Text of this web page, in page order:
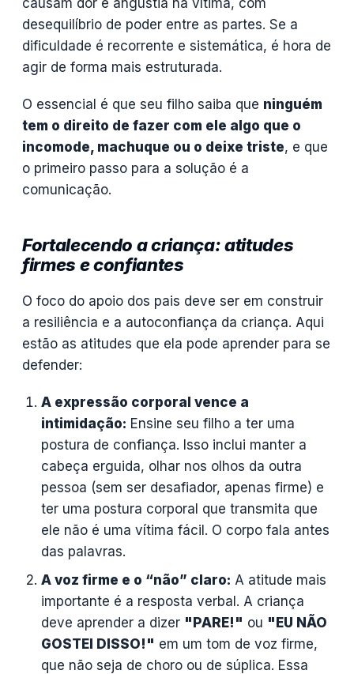
desequilíbrio de poder entre as partes. Se a
dificuldade é recorrente e sistemática, é hora de
agir de forma mais estruturada.
O essencial é que seu filho saiba que ninguém
tem o direito de fazer com ele algo que o
incomode, machuque ou o deixe triste, e que
o primeiro passo para a solução é a
comunicação.
Fortalecendo a criança: atitudes
firmes e confiantes
O foco do apoio dos pais deve ser em construir
a resiliência e a autoconfiança da criança. Aqui
estão as atitudes que ela pode aprender para se
defender:
A expressão corporal vence a
intimidação: Ensine seu filho a ter uma
postura de confiança. Isso inclui manter a
cabeça erguida, olhar nos olhos da outra
pessoa (sem ser desafiador, apenas firme) e
ter uma postura corporal que transmita que
ele não é uma vítima fácil. O corpo fala antes
das palavras.
A voz firme e o “não” claro: A atitude mais
importante é a resposta verbal. A criança
deve aprender a dizer "PARE!" ou "EU NÃO
GOSTEI DISSO!" em um tom de voz firme,
que não seja de choro ou de súplica. Essa